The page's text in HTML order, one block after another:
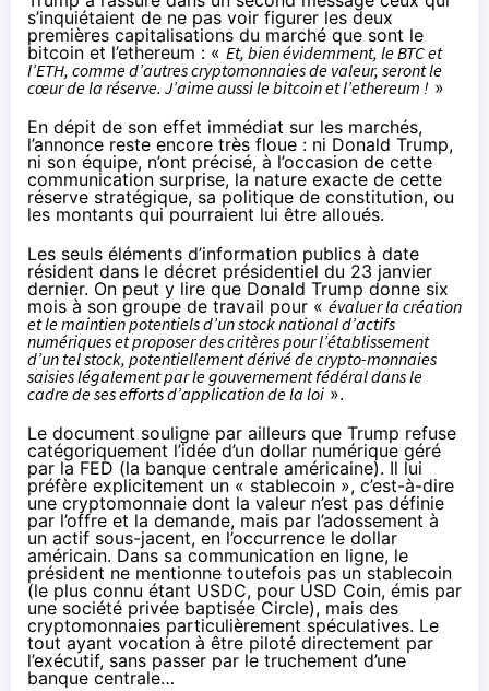
s’inquiétaient de ne pas voir figurer les deux
premières capitalisations du marché que sont le
bitcoin et l’ethereum : « Et, bien évidemment, le BTC et
l’ETH, comme d’autres cryptomonnaies de valeur, seront le
cœur de la réserve. J’aime aussi le bitcoin et l’ethereum ! »
En dépit de son effet immédiat sur les marchés,
l’annonce reste encore très floue : ni Donald Trump,
ni son équipe, n’ont précisé, à l’occasion de cette
communication surprise, la nature exacte de cette
réserve stratégique, sa politique de constitution, ou
les montants qui pourraient lui être alloués.
Les seuls éléments d’information publics à date
résident dans le décret présidentiel du 23 janvier
dernier. On peut y lire que Donald Trump donne six
mois à son groupe de travail pour « évaluer la création
et le maintien potentiels d’un stock national d’actifs
numériques et proposer des critères pour l’établissement
d’un tel stock, potentiellement dérivé de crypto-monnaies
saisies légalement par le gouvernement fédéral dans le
cadre de ses efforts d’application de la loi ».
Le document souligne par ailleurs que Trump refuse
catégoriquement l’idée d’un dollar numérique géré
par la FED (la banque centrale américaine). Il lui
préfère explicitement un « stablecoin », c’est-à-dire
une cryptomonnaie dont la valeur n’est pas définie
par l’offre et la demande, mais par l’adossement à
un actif sous-jacent, en l’occurrence le dollar
américain. Dans sa communication en ligne, le
président ne mentionne toutefois pas un stablecoin
(le plus connu étant USDC, pour USD Coin, émis par
une société privée baptisée Circle), mais des
cryptomonnaies particulièrement spéculatives. Le
tout ayant vocation à être piloté directement par
l’exécutif, sans passer par le truchement d’une
banque centrale…